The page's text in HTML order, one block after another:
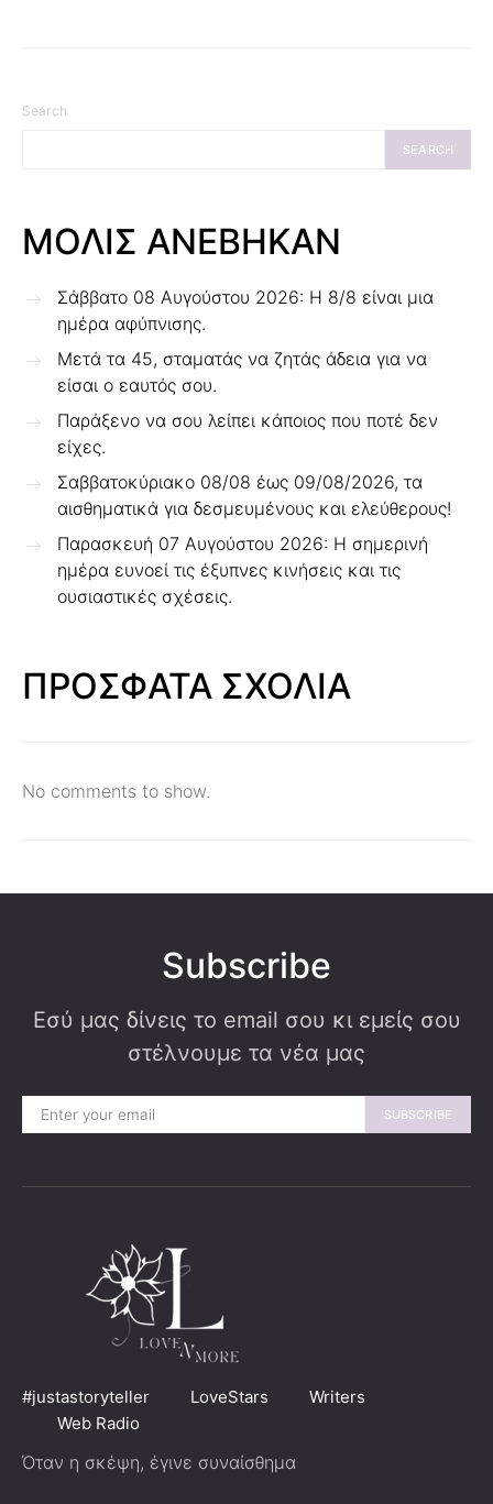
Search
SEARCH
ΜΟΛΙΣ ΑΝΕΒΗΚΑΝ
Σάββατο 08 Αυγούστου 2026: Η 8/8 είναι μια
ημέρα αφύπνισης.
Μετά τα 45, σταματάς να ζητάς άδεια για να
είσαι ο εαυτός σου.
Παράξενο να σου λείπει κάποιος που ποτέ δεν
είχες.
Σαββατοκύριακο 08/08 έως 09/08/2026, τα
αισθηματικά για δεσμευμένους και ελεύθερους!
Παρασκευή 07 Αυγούστου 2026: Η σημερινή
ημέρα ευνοεί τις έξυπνες κινήσεις και τις
ουσιαστικές σχέσεις.
ΠΡΟΣΦΑΤΑ ΣΧΟΛΙΑ
No comments to show.
Subscribe
Εσύ μας δίνεις το email σου κι εμείς σου
στέλνουμε τα νέα μας
SUBSCRIBE
#justastoryteller LoveStars
Writers
Web Radio
Όταν η σκέψη, έγινε συναίσθημα